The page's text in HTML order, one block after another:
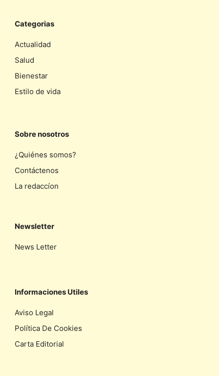
Categorias
Actualidad
Salud
Bienestar
Estilo de vida
Sobre nosotros
¿Quiénes somos?
Contáctenos
La redaccíon
Newsletter
News Letter
Informaciones Utiles
Aviso Legal
Política De Cookies
Carta Editorial